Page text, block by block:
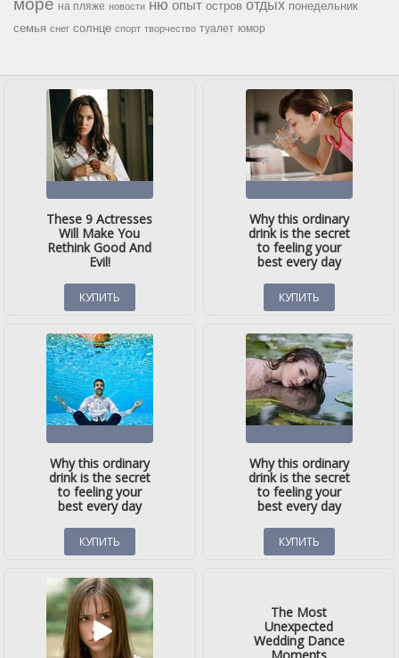
море на пляже новости ню опыт остров отдых понедельник
семья снег солнце спорт творчество туалет юмор